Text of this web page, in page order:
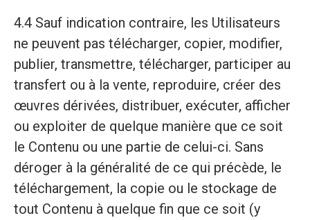
4.4 Sauf indication contraire, les Utilisateurs
ne peuvent pas télécharger, copier, modifier,
publier, transmettre, télécharger, participer au
transfert ou à la vente, reproduire, créer des
œuvres dérivées, distribuer, exécuter, afficher
ou exploiter de quelque manière que ce soit
le Contenu ou une partie de celui-ci. Sans
déroger à la généralité de ce qui précède, le
téléchargement, la copie ou le stockage de
tout Contenu à quelque fin que ce soit (y